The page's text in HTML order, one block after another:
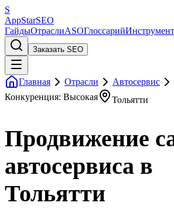
S
AppStarSEO
ГайдыОтраслиASOГлоссарий
Заказать SEO
Главная Отрасли Автосервис
Конкуренция: Высокая
Тольятти
Продвижение
автосервиса в
Тольятти